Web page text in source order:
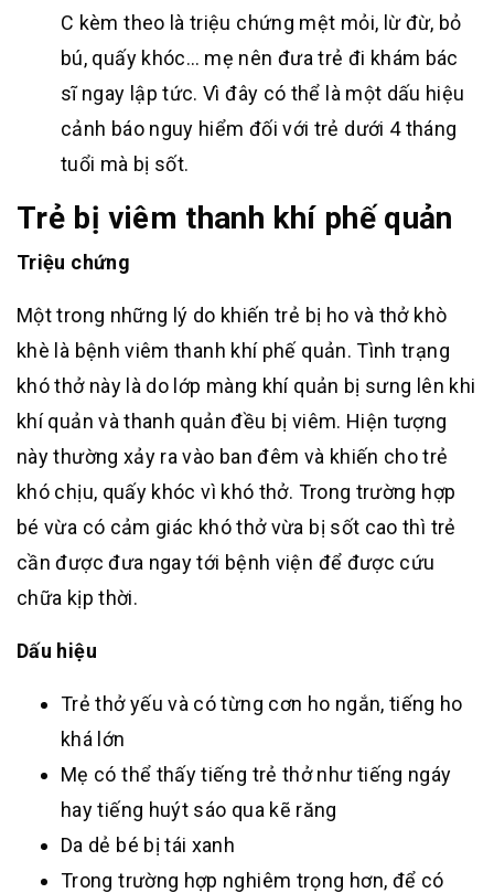
C kèm theo là triệu chứng mệt mỏi, lừ đừ, bỏ
bú, quấy khóc… mẹ nên đưa trẻ đi khám bác
sĩ ngay lập tức. Vì đây có thể là một dấu hiệu
cảnh báo nguy hiểm đối với trẻ dưới 4 tháng
tuổi mà bị sốt.
Trẻ bị viêm thanh khí phế quản
Triệu chứng
Một trong những lý do khiến trẻ bị ho và thở khò
khè là bệnh viêm thanh khí phế quản. Tình trạng
khó thở này là do lớp màng khí quản bị sưng lên khi
khí quản và thanh quản đều bị viêm. Hiện tượng
này thường xảy ra vào ban đêm và khiến cho trẻ
khó chịu, quấy khóc vì khó thở. Trong trường hợp
bé vừa có cảm giác khó thở vừa bị sốt cao thì trẻ
cần được đưa ngay tới bệnh viện để được cứu
chữa kịp thời.
Dấu hiệu
Trẻ thở yếu và có từng cơn ho ngắn, tiếng ho
khá lớn
Mẹ có thể thấy tiếng trẻ thở như tiếng ngáy
hay tiếng huýt sáo qua kẽ răng
Da dẻ bé bị tái xanh
Trong trường hợp nghiêm trọng hơn, để có